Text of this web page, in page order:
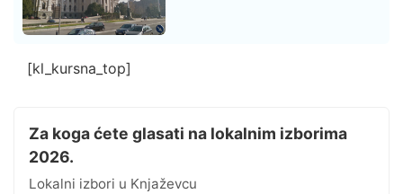
[kl_kursna_top]
Za koga ćete glasati na lokalnim izborima
2026.
Lokalni izbori u Knjaževcu